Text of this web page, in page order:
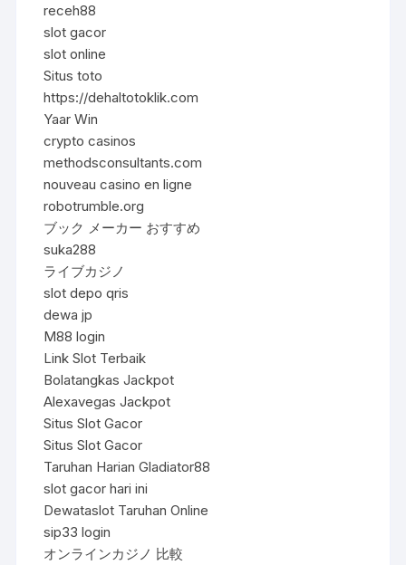
receh88
slot gacor
slot online
Situs toto
https://dehaltotoklik.com
Yaar Win
crypto casinos
methodsconsultants.com
nouveau casino en ligne
robotrumble.org
ブック メーカー おすすめ
suka288
ライブカジノ
slot depo qris
dewa jp
M88 login
Link Slot Terbaik
Bolatangkas Jackpot
Alexavegas Jackpot
Situs Slot Gacor
Situs Slot Gacor
Taruhan Harian Gladiator88
slot gacor hari ini
Dewataslot Taruhan Online
sip33 login
オンラインカジノ 比較